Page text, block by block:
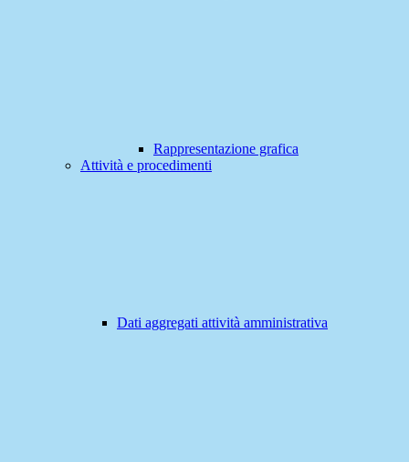
Rappresentazione grafica
Attività e procedimenti
Dati aggregati attività amministrativa